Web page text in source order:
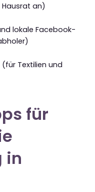
an)
lokale Facebook-
Textilien und
für
in